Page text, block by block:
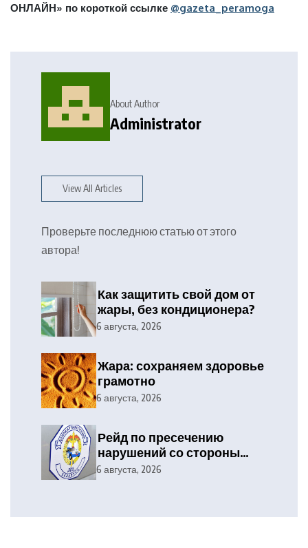
ОНЛАЙН» по короткой ссылке @gazeta_peramoga
About Author
Administrator
View All Articles
Проверьте последнюю статью от этого
автора!
Как защитить свой дом от
жары, без кондиционера?
6 августа, 2026
Жара: сохраняем здоровье
грамотно
6 августа, 2026
Рейд по пресечению
нарушений со стороны
уязвимых участников
6 августа, 2026